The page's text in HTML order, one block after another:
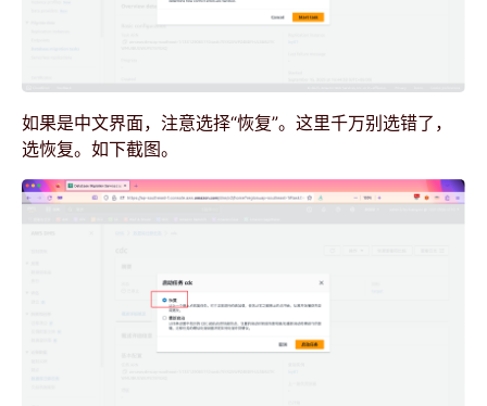
如果是中文界面，注意选择“恢复”。这里千万别选错了，
选恢复。如下截图。